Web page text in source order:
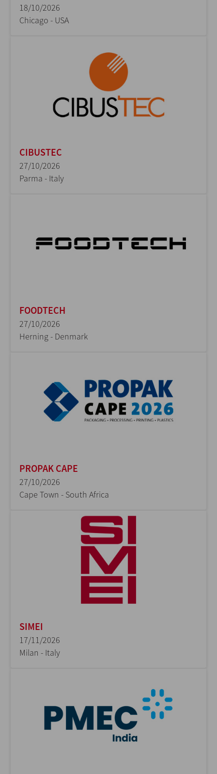
18/10/2026
Chicago - USA
CIBUSTEC
27/10/2026
Parma - Italy
FOODTECH
27/10/2026
Herning - Denmark
PROPAK CAPE
27/10/2026
Cape Town - South Africa
SIMEI
17/11/2026
Milan - Italy